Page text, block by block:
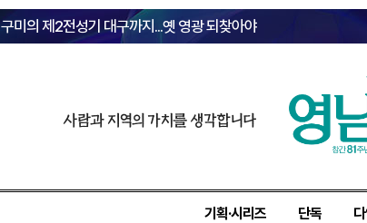
구미의 제2전성기 대구까지...옛 영광 되찾아야
사람과 지역의 가치를 생각합니다
기획·시리즈 단독